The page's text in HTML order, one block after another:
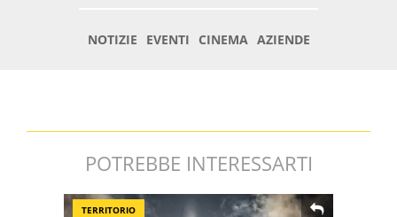
POTREBBE INTERESSARTI
TERRITORIO